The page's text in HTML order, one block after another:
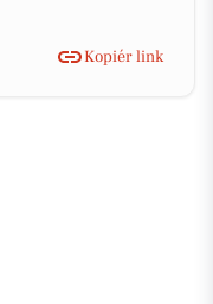
Kopiér link